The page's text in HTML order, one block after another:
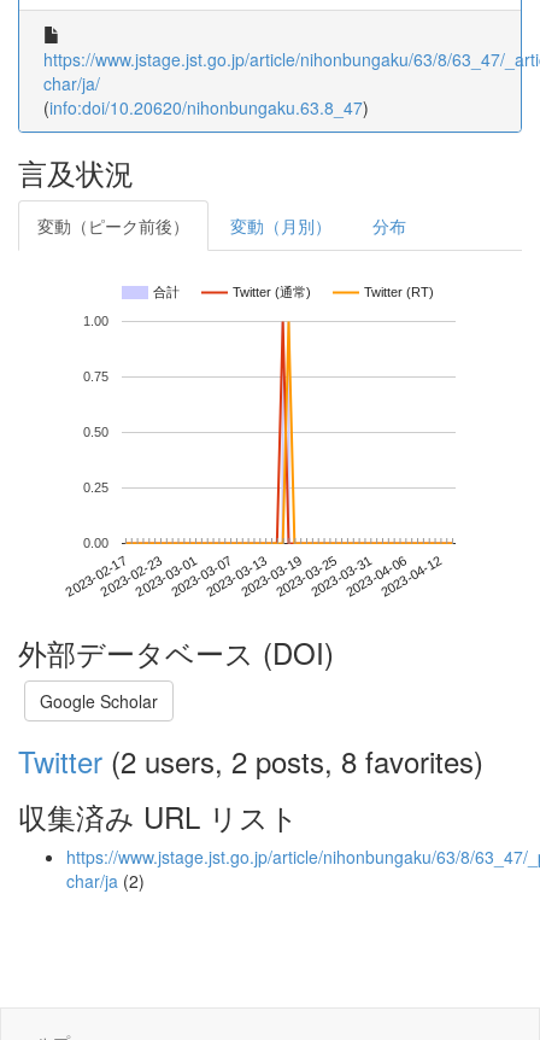
https://www.jstage.jst.go.jp/article/nihonbungaku/63/8/63_47/
char/ja/
(info:doi/10.20620/nihonbungaku.63.8_47)
言及状況
変動（ピーク前後） 変動（月別） 分布
合計 Twitter (通常) Twitter (RT)
2023-02-172023-02-232023-03-012023-03-072023-03-132023-03-192023-03-252023-03-312023-04-062023-04-12
0.00
0.25
0.50
0.75
1.00
外部データベース (DOI)
Google Scholar
Twitter (2 users, 2 posts, 8 favorites)
収集済み URL リスト
https://www.jstage.jst.go.jp/article/nihonbungaku/63/8/63_47/
char/ja (2)